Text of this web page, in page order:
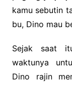
kamu sebutin
bu, Dino mau
Sejak saat
waktunya
Dino rajin